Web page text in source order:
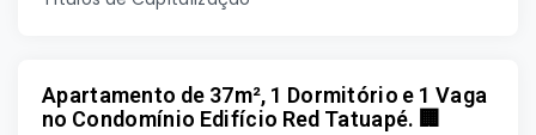
Apartamento de 37m², 1 Dormitório e 1 Vaga
no Condomínio Edifício Red Tatuapé. 🏢